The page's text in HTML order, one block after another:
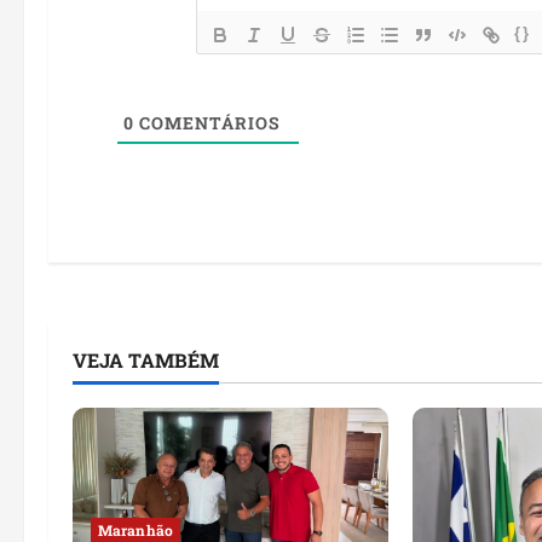
{}
0 COMENTÁRIOS
VEJA TAMBÉM
Maranhão